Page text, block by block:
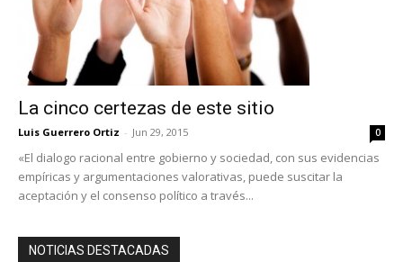
La cinco certezas de este sitio
Luis Guerrero Ortiz - Jun 29, 2015 0
«El dialogo racional entre gobierno y sociedad, con sus evidencias
empíricas y argumentaciones valorativas, puede suscitar la
aceptación y el consenso político a través...
NOTICIAS DESTACADAS